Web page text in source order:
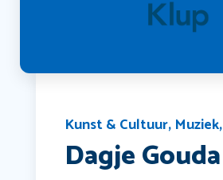
Kunst & Cultuur, Muziek,
Dagje Gouda